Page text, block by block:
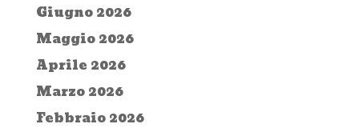
Giugno 2026
Maggio 2026
Aprile 2026
Marzo 2026
Febbraio 2026